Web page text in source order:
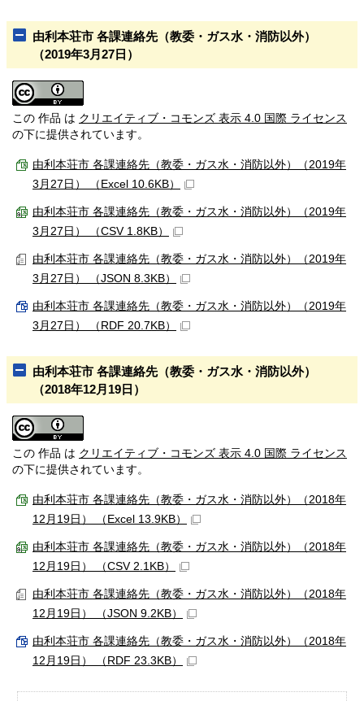
由利本荘市 各課連絡先（教委・ガス水・消防以外）
（2019年3月27日）
この 作品 は クリエイティブ・コモンズ 表示 4.0 国際 ライセンス
の下に提供されています。
由利本荘市 各課連絡先（教委・ガス水・消防以外）（2019年
3月27日） （Excel 10.6KB）
由利本荘市 各課連絡先（教委・ガス水・消防以外）（2019年
3月27日） （CSV 1.8KB）
由利本荘市 各課連絡先（教委・ガス水・消防以外）（2019年
3月27日） （JSON 8.3KB）
由利本荘市 各課連絡先（教委・ガス水・消防以外）（2019年
3月27日） （RDF 20.7KB）
由利本荘市 各課連絡先（教委・ガス水・消防以外）
（2018年12月19日）
この 作品 は クリエイティブ・コモンズ 表示 4.0 国際 ライセンス
の下に提供されています。
由利本荘市 各課連絡先（教委・ガス水・消防以外）（2018年
12月19日） （Excel 13.9KB）
由利本荘市 各課連絡先（教委・ガス水・消防以外）（2018年
12月19日） （CSV 2.1KB）
由利本荘市 各課連絡先（教委・ガス水・消防以外）（2018年
12月19日） （JSON 9.2KB）
由利本荘市 各課連絡先（教委・ガス水・消防以外）（2018年
12月19日） （RDF 23.3KB）